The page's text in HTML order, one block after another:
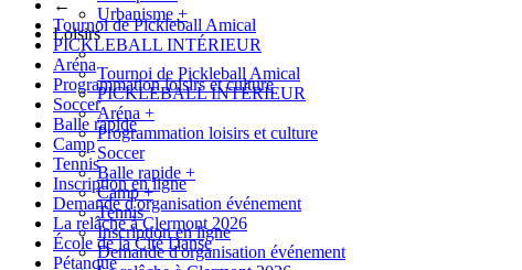
←
Tournoi de Pickleball Amical
PICKLEBALL INTÉRIEUR
Aréna
Programmation loisirs et culture
Soccer
Balle rapide
Camp
Tennis
Inscription en ligne
Demande d'organisation événement
La relâche à Clermont 2026
École de la Cité Danse
Pétanque
Urbanisme +
Loisirs
Tournoi de Pickleball Amical
PICKLEBALL INTÉRIEUR
Aréna +
Programmation loisirs et culture
Soccer
Balle rapide +
Camp+
Tennis
Inscription en ligne
Demande d'organisation événement